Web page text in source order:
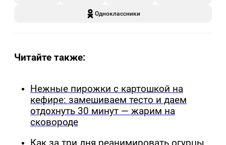
Одноклассники
Читайте также:
Нежные пирожки с картошкой на
кефире: замешиваем тесто и даем
отдохнуть 30 минут — жарим на
сковороде